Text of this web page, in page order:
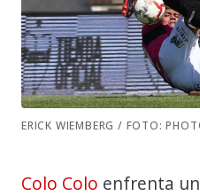
ERICK WIEMBERG / FOTO:
Colo Colo enfrenta